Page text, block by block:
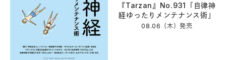
『Tarzan』No.931「自律神
経ゆったりメンテナンス術」
08.06（木）発売